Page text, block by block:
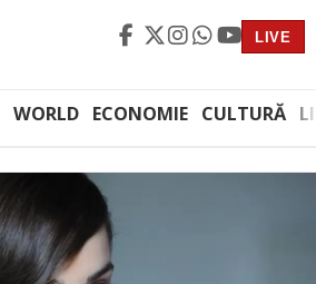
LIVE
WORLD ECONOMIE CULTURĂ